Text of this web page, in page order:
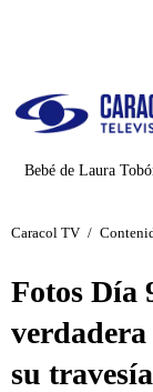
Bebé de Laura
Caracol TV /
Fotos Día
su